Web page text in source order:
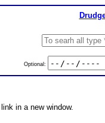
Optional:
in a new window.